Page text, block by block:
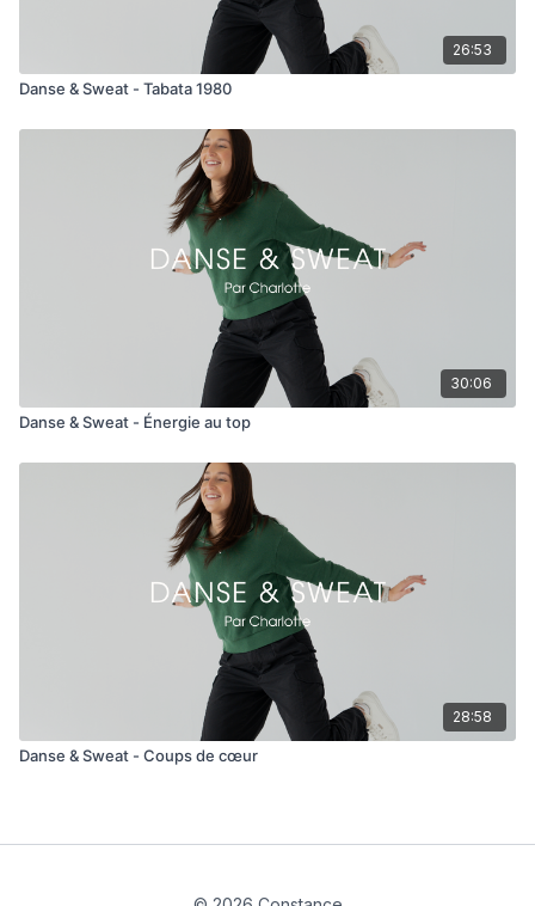
26:53
Danse & Sweat - Tabata 1980
30:06
Danse & Sweat - Énergie au top
28:58
Danse & Sweat - Coups de cœur